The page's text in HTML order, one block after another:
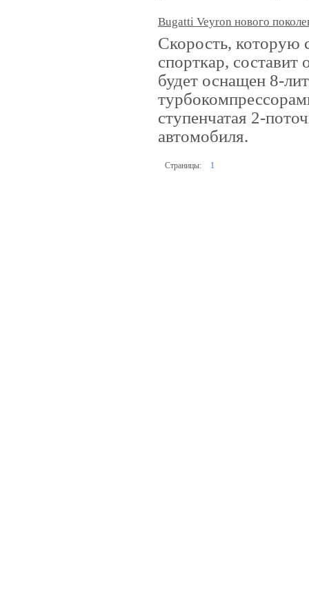
Bugatti Veyron нового
Скорость, которую
спорткар,
будет оснащен 8-
ступенчатая 2-
автомобиля.
Страницы: 1